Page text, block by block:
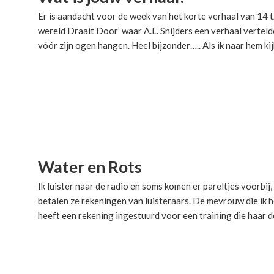
Er is aandacht voor de week van het korte verhaal van
wereld Draait Door’ waar A.L. Snijders een verhaal
vóór zijn ogen hangen. Heel bijzonder….. Als ik naar hem
Water en Rots
Ik luister naar de radio en soms komen er pareltjes
betalen ze rekeningen van luisteraars. De mevrouw die
heeft een rekening ingestuurd voor een training die haar